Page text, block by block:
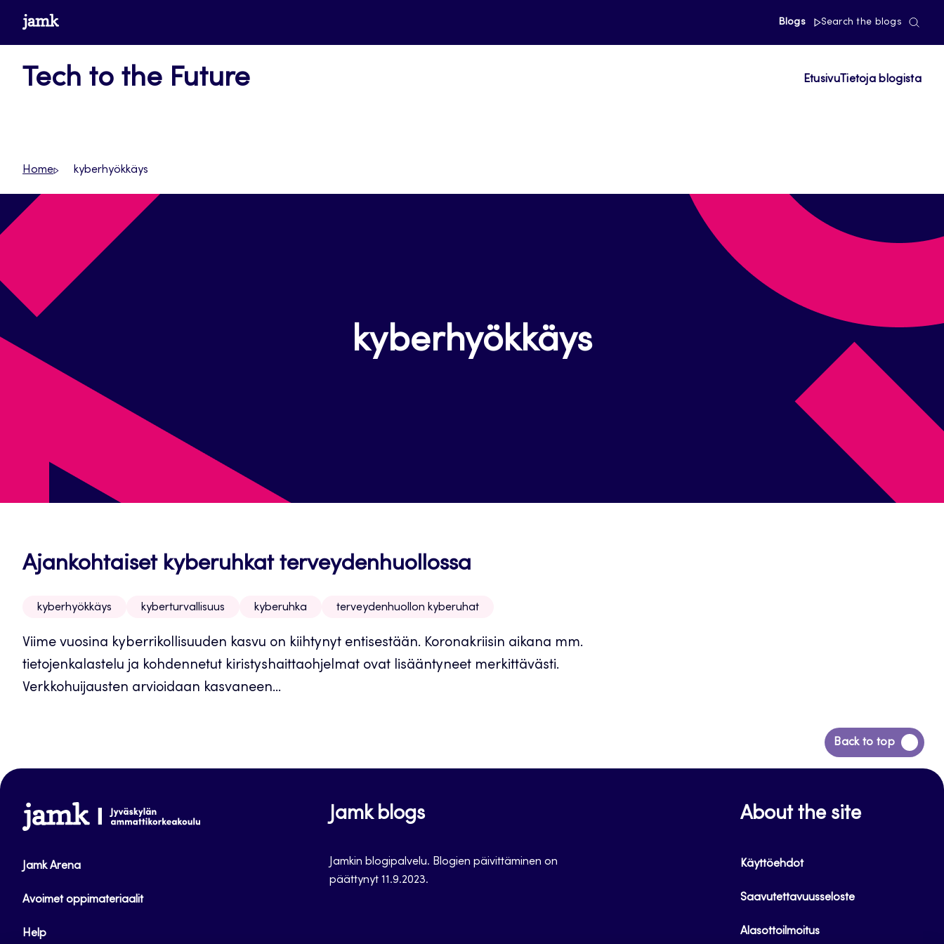
Siirrywww.jamk.fi Blogs Search the blogs
Tech to the Future EtusivuTietoja blogista
Home kyberhyökkäys
kyberhyökkäys
Ajankohtaiset kyberuhkat terveydenhuollossa
kyberhyökkäys kyberturvallisuus kyberuhka terveydenhuollon kyberuhat
Viime vuosina kyberrikollisuuden kasvu on kiihtynyt entisestään. Koronakriisin aikana mm.
tietojenkalastelu ja kohdennetut kiristyshaittaohjelmat ovat lisääntyneet merkittävästi.
Verkkohuijausten arvioidaan kasvaneen...
Back to top
Siirry
takaisin
www.jamk.fi
Jamk Arena
Avoimet oppimateriaalit
Help
Jamk blogs
Jamkin blogipalvelu. Blogien päivittäminen on
päättynyt 11.9.2023.
About the site
Käyttöehdot
Saavutettavuusseloste
Alasottoilmoitus